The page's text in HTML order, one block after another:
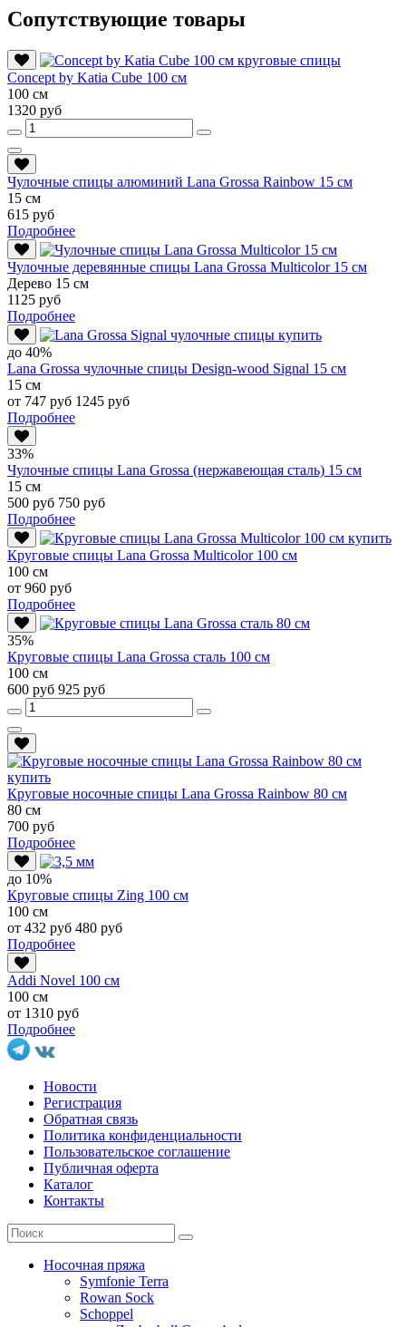
Сопутствующие товары
Conсept by Katia Cube 100 см
100 см
1320 руб
Чулочные спицы алюминий Lana Grossa Rainbow 15 см
15 см
615 руб
Подробнее
Чулочные деревянные спицы Lana Grossa Multicolor 15 см
Дерево 15 см
1125 руб
Подробнее
до 40%
Lana Grossa чулочные спицы Design-wood Signal 15 см
15 см
от 747 руб 1245 руб
Подробнее
33%
Чулочные спицы Lana Grossa (нержавеющая сталь) 15 см
15 см
500 руб 750 руб
Подробнее
Круговые спицы Lana Grossa Multicolor 100 см
100 см
от 960 руб
Подробнее
35%
Круговые спицы Lana Grossa сталь 100 см
100 см
600 руб 925 руб
Круговые носочные спицы Lana Grossa Rainbow 80 см
80 см
700 руб
Подробнее
до 10%
Круговые спицы Zing 100 см
100 см
от 432 руб 480 руб
Подробнее
Addi Novel 100 см
100 см
от 1310 руб
Подробнее
Новости
Регистрация
Обратная связь
Политика конфиденциальности
Пользовательское соглашение
Публичная оферта
Каталог
Контакты
Носочная пряжа
Symfonie Terra
Rowan Sock
Schoppel